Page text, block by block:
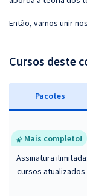
Então, vamos unir
Cursos deste
Pacotes
Mais completo!
Assinatura
cursos